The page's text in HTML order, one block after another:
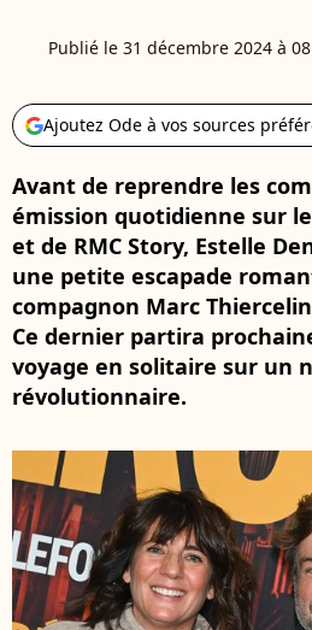
Publié le 31 décembre 2024 à
Ajoutez Ode à vos sources
Avant de reprendre les
émission quotidienne sur
et de RMC Story, Estelle
une petite escapade
compagnon Marc
Ce dernier partira
voyage en solitaire sur un
révolutionnaire.